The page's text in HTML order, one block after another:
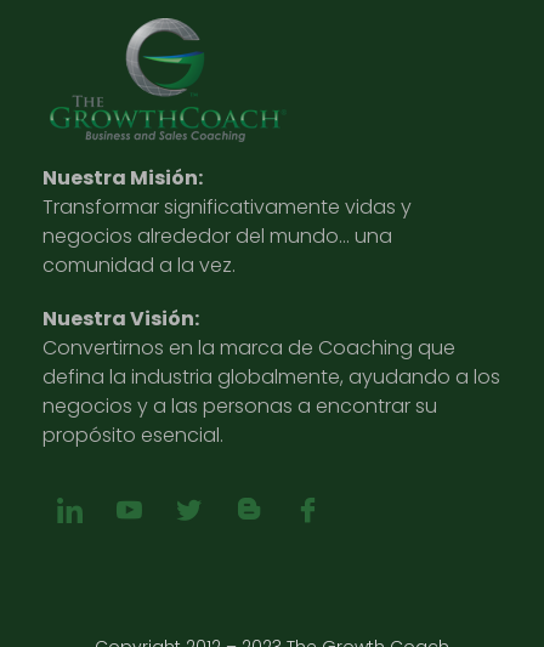
Nuestra Misión:
Transformar significativamente vidas y
negocios alrededor del mundo… una
comunidad a la vez.
Nuestra Visión:
Convertirnos en la marca de Coaching que
defina la industria globalmente, ayudando a los
negocios y a las personas a encontrar su
propósito esencial.